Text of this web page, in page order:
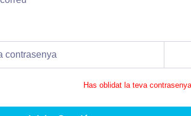
Has oblidat la teva